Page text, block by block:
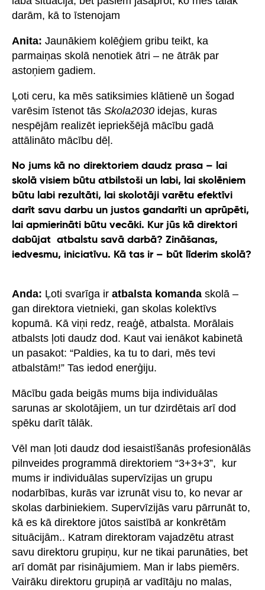
darām, kā to īstenojam
Anita: Jaunākiem kolēģiem gribu teikt, ka
parmaiņas skolā nenotiek ātri – ne ātrāk par
astoņiem gadiem.
Ļoti ceru, ka mēs satiksimies klātienē un šogad
varēsim īstenot tās Skola2030 idejas, kuras
nespējām realizēt iepriekšējā mācību gadā
attālināto mācību dēļ.
No jums kā no direktoriem daudz prasa – lai
skolā visiem būtu atbilstoši un labi, lai skolēniem
būtu labi rezultāti, lai skolotāji varētu efektīvi
darīt savu darbu un justos gandarīti un aprūpēti,
lai apmierināti būtu vecāki. Kur jūs kā direktori
dabūjat atbalstu savā darbā? Zināšanas,
iedvesmu, iniciatīvu. Kā tas ir – būt līderim skolā?
Anda: Ļoti svarīga ir atbalsta komanda skolā –
gan direktora vietnieki, gan skolas kolektīvs
kopumā. Kā viņi redz, reaģē, atbalsta. Morālais
atbalsts ļoti daudz dod. Kaut vai ienākot kabinetā
un pasakot: “Paldies, ka tu to dari, mēs tevi
atbalstām!” Tas iedod enerģiju.
Mācību gada beigās mums bija individuālas
sarunas ar skolotājiem, un tur dzirdētais arī dod
spēku darīt tālāk.
Vēl man ļoti daudz dod iesaistīšanās profesionālās
pilnveides programmā direktoriem “3+3+3”, kur
mums ir individuālas supervīzijas un grupu
nodarbības, kurās var izrunāt visu to, ko nevar ar
skolas darbiniekiem. Supervīzijās varu pārrunāt to,
kā es kā direktore jūtos saistībā ar konkrētām
situācijām.. Katram direktoram vajadzētu atrast
savu direktoru grupiņu, kur ne tikai parunāties, bet
arī domāt par risinājumiem. Man ir labs piemērs.
Vairāku direktoru grupiņā ar vadītāju no malas,